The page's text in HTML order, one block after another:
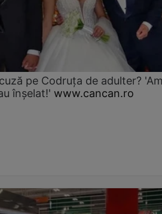
pe Codruța de adulter?
înșelat!' www.cancan.ro